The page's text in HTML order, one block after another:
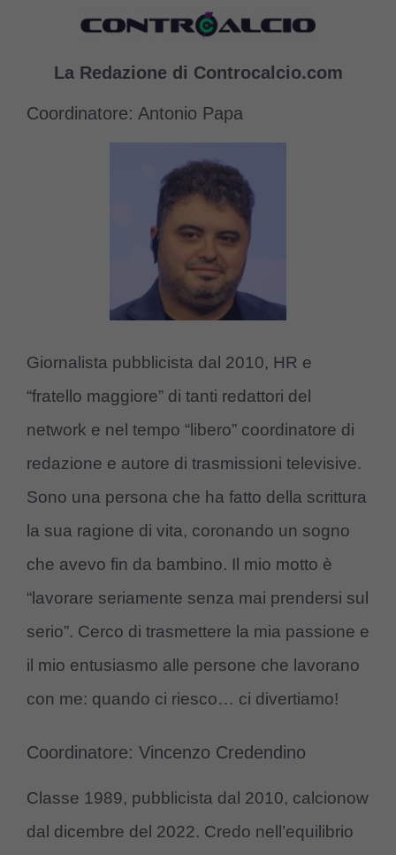
La Redazione di Controcalcio.com
Coordinatore: Antonio Papa
Giornalista pubblicista dal 2010, HR e
“fratello maggiore” di tanti redattori del
network e nel tempo “libero” coordinatore di
redazione e autore di trasmissioni televisive.
Sono una persona che ha fatto della scrittura
la sua ragione di vita, coronando un sogno
che avevo fin da bambino. Il mio motto è
“lavorare seriamente senza mai prendersi sul
serio”. Cerco di trasmettere la mia passione e
il mio entusiasmo alle persone che lavorano
con me: quando ci riesco… ci divertiamo!
Coordinatore: Vincenzo Credendino
Classe 1989, pubblicista dal 2010, calcionow
dal dicembre del 2022. Credo nell’equilibrio